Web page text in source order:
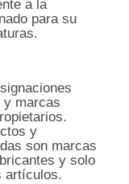
a la
para su
y marcas
y
son marcas
y solo
artículos.